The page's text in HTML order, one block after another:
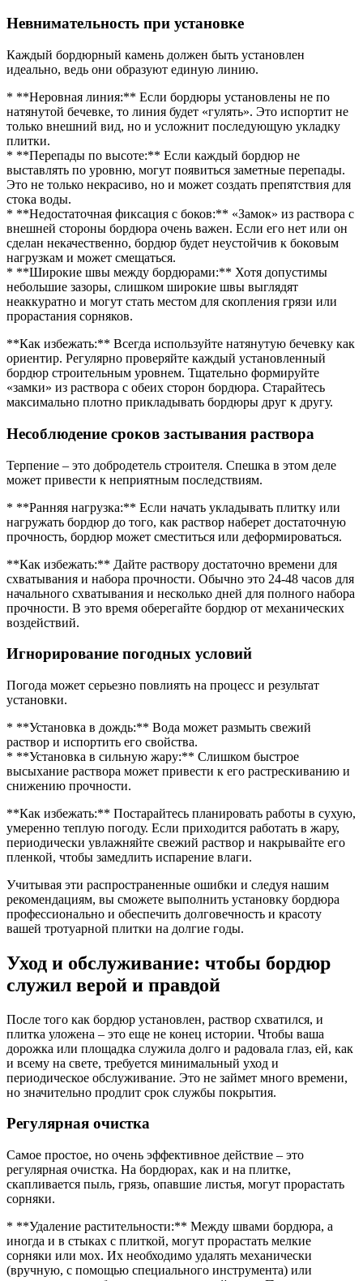
Невнимательность при установке
Каждый бордюрный камень должен быть установлен
идеально, ведь они образуют единую линию.
* **Неровная линия:** Если бордюры установлены не по
натянутой бечевке, то линия будет «гулять». Это испортит не
только внешний вид, но и усложнит последующую укладку
плитки.
* **Перепады по высоте:** Если каждый бордюр не
выставлять по уровню, могут появиться заметные перепады.
Это не только некрасиво, но и может создать препятствия для
стока воды.
* **Недостаточная фиксация с боков:** «Замок» из раствора с
внешней стороны бордюра очень важен. Если его нет или он
сделан некачественно, бордюр будет неустойчив к боковым
нагрузкам и может смещаться.
* **Широкие швы между бордюрами:** Хотя допустимы
небольшие зазоры, слишком широкие швы выглядят
неаккуратно и могут стать местом для скопления грязи или
прорастания сорняков.
**Как избежать:** Всегда используйте натянутую бечевку как
ориентир. Регулярно проверяйте каждый установленный
бордюр строительным уровнем. Тщательно формируйте
«замки» из раствора с обеих сторон бордюра. Старайтесь
максимально плотно прикладывать бордюры друг к другу.
Несоблюдение сроков застывания раствора
Терпение – это добродетель строителя. Спешка в этом деле
может привести к неприятным последствиям.
* **Ранняя нагрузка:** Если начать укладывать плитку или
нагружать бордюр до того, как раствор наберет достаточную
прочность, бордюр может сместиться или деформироваться.
**Как избежать:** Дайте раствору достаточно времени для
схватывания и набора прочности. Обычно это 24-48 часов для
начального схватывания и несколько дней для полного набора
прочности. В это время оберегайте бордюр от механических
воздействий.
Игнорирование погодных условий
Погода может серьезно повлиять на процесс и результат
установки.
* **Установка в дождь:** Вода может размыть свежий
раствор и испортить его свойства.
* **Установка в сильную жару:** Слишком быстрое
высыхание раствора может привести к его растрескиванию и
снижению прочности.
**Как избежать:** Постарайтесь планировать работы в сухую,
умеренно теплую погоду. Если приходится работать в жару,
периодически увлажняйте свежий раствор и накрывайте его
пленкой, чтобы замедлить испарение влаги.
Учитывая эти распространенные ошибки и следуя нашим
рекомендациям, вы сможете выполнить установку бордюра
профессионально и обеспечить долговечность и красоту
вашей тротуарной плитки на долгие годы.
Уход и обслуживание: чтобы бордюр
служил верой и правдой
После того как бордюр установлен, раствор схватился, и
плитка уложена – это еще не конец истории. Чтобы ваша
дорожка или площадка служила долго и радовала глаз, ей, как
и всему на свете, требуется минимальный уход и
периодическое обслуживание. Это не займет много времени,
но значительно продлит срок службы покрытия.
Регулярная очистка
Самое простое, но очень эффективное действие – это
регулярная очистка. На бордюрах, как и на плитке,
скапливается пыль, грязь, опавшие листья, могут прорастать
сорняки.
* **Удаление растительности:** Между швами бордюра, а
иногда и в стыках с плиткой, могут прорастать мелкие
сорняки или мох. Их необходимо удалять механически
(вручную, с помощью специального инструмента) или